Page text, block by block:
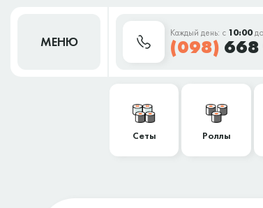
МЕНЮ
Каждый день: с 10:00до
(098) 668
Сеты Роллы